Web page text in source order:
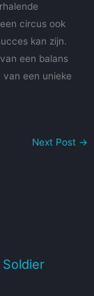
circus ook
kan zijn.
een balans
een unieke
Next Post →